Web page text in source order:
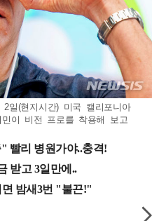
일(현지시간) 미국 캘리포니아
이 비전 프로를 착용해 보고